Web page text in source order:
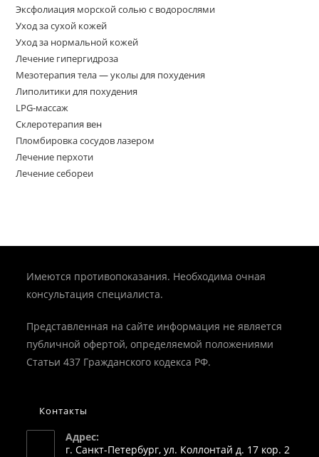
Эксфолиация морской солью с водорослями
Уход за сухой кожей
Уход за нормальной кожей
Лечение гипергидроза
Мезотерапия тела — уколы для похудения
Липолитики для похудения
LPG-массаж
Склеротерапия вен
Пломбировка сосудов лазером
Лечение перхоти
Лечение себореи
Имеются противопоказания. Необходима очная
консультация специалиста.
Представленная на сайте информация не является
публичной офертой, определяемой положениями
Статьи 437 Гражданского кодекса РФ.
Контакты
Адрес:
г. Санкт-Петербург, ул. Коллонтай д. 17 кор. 2